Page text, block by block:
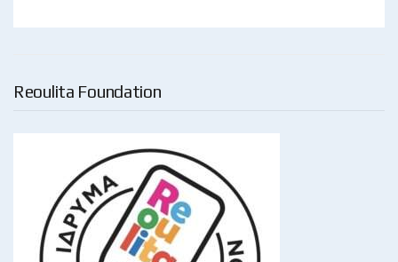
Reoulita Foundation